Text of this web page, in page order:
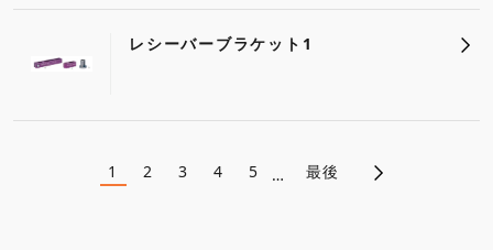
レシーバーブラケット1
カ
1
ペ
2
ペ
3
ペ
4
ペ
5 … 最後